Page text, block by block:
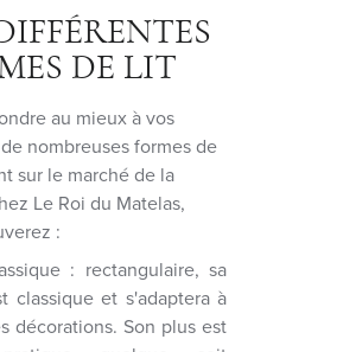
DE LIT
au mieux à vos
nombreuses formes de
sur le marché de la
Le Roi du Matelas,
:
: rectangulaire, sa
classique et s'adaptera à
décorations. Son plus est